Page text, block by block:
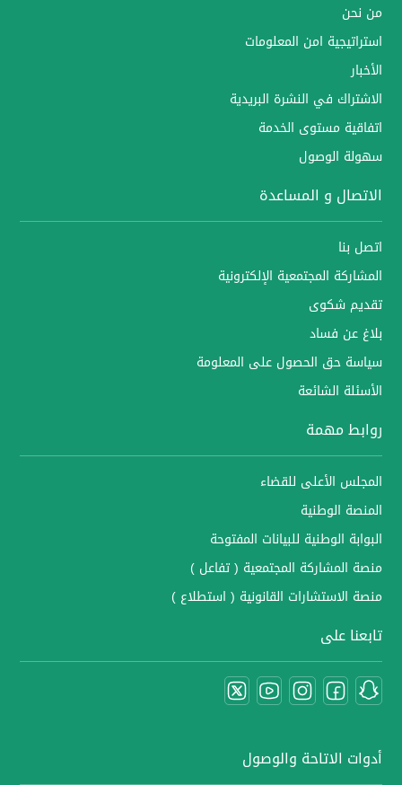
من نحن
استراتيجية امن المعلومات
الأخبار
الاشتراك في النشرة البريدية
اتفاقية مستوى الخدمة
سهولة الوصول
الاتصال و المساعدة
اتصل بنا
المشاركة المجتمعية الإلكترونية
تقديم شكوى
بلاغ عن فساد
سياسة حق الحصول على المعلومة
الأسئلة الشائعة
روابط مهمة
المجلس الأعلى للقضاء
المنصة الوطنية
البوابة الوطنية للبيانات المفتوحة
منصة المشاركة المجتمعية ( تفاعل )
منصة الاستشارات القانونية ( استطلاع )
تابعنا على
أدوات الاتاحة والوصول